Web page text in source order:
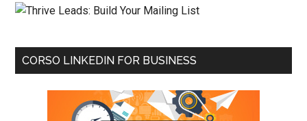
CORSO LINKEDIN FOR BUSINESS